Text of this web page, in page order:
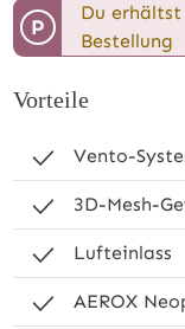
P
Du erhältst
Bestellung
Vorteile
Vento-
3D-Mesh-
Lufteinlass
AEROX